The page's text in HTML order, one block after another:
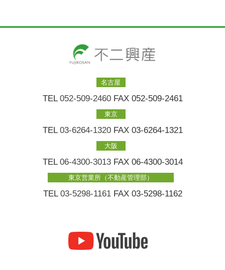
名古屋
TEL 052-509-2460FAX 052-509-2461
東京
TEL 03-6264-1320FAX 03-6264-1321
大阪
TEL 06-4300-3013FAX 06-4300-3014
東京営業所（不動産管理部）
TEL 03-5298-1161FAX 03-5298-1162